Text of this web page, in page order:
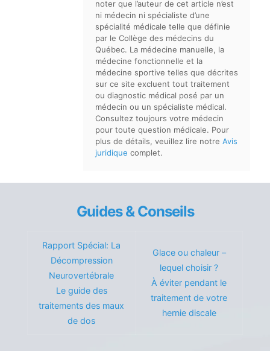
noter que l’auteur de cet article n’est
ni médecin ni spécialiste d’une
spécialité médicale telle que définie
par le Collège des médecins du
Québec. La médecine manuelle, la
médecine fonctionnelle et la
médecine sportive telles que décrites
sur ce site excluent tout traitement
ou diagnostic médical posé par un
médecin ou un spécialiste médical.
Consultez toujours votre médecin
pour toute question médicale. Pour
plus de détails, veuillez lire notre Avis
juridique complet.
Guides & Conseils
Rapport Spécial: La
Décompression
Neurovertébrale
Le guide des
traitements des maux
de dos
Glace ou chaleur –
lequel choisir ?
À éviter pendant le
traitement de votre
hernie discale